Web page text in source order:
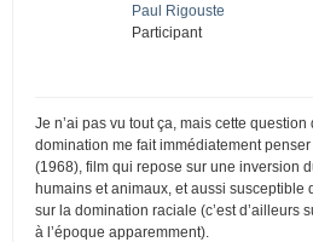
Paul Rigouste
Participant
Je n’ai pas vu tout ça, mais cette
domination me fait immédiatement penser
(1968), film qui repose sur une inversion
humains et animaux, et aussi susceptible
sur la domination raciale (c’est d’ailleurs
à l’époque apparemment).